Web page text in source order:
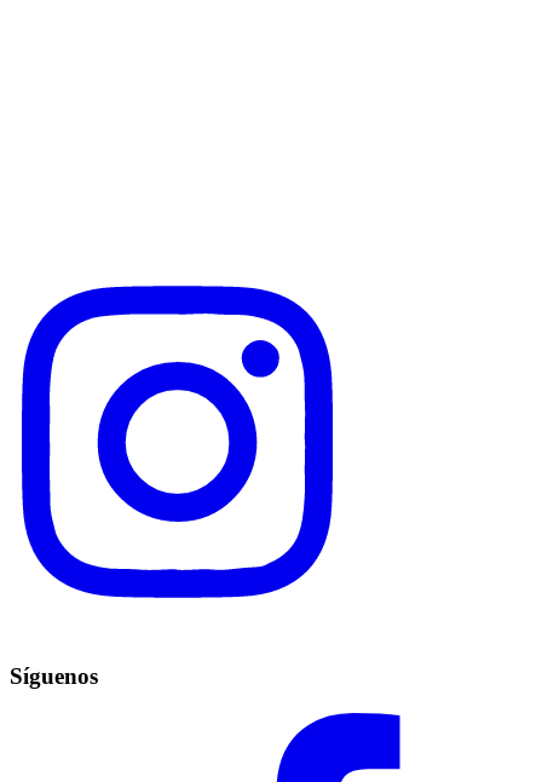
Síguenos